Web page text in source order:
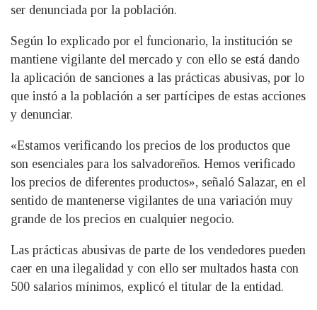
ser denunciada por la población.
Según lo explicado por el funcionario, la institución se
mantiene vigilante del mercado y con ello se está dando
la aplicación de sanciones a las prácticas abusivas, por lo
que instó a la población a ser partícipes de estas acciones
y denunciar.
«Estamos verificando los precios de los productos que
son esenciales para los salvadoreños. Hemos verificado
los precios de diferentes productos», señaló Salazar, en el
sentido de mantenerse vigilantes de una variación muy
grande de los precios en cualquier negocio.
Las prácticas abusivas de parte de los vendedores pueden
caer en una ilegalidad y con ello ser multados hasta con
500 salarios mínimos, explicó el titular de la entidad.